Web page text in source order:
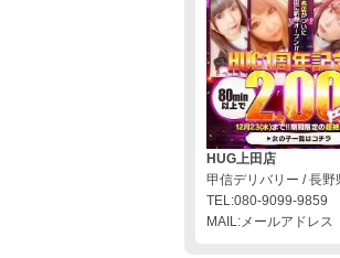
HUG上田店
甲信デリバリー / 長野
TEL:080-9099-9859
MAIL:メールアドレス